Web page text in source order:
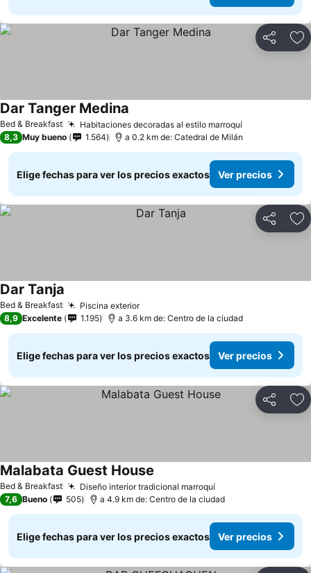
Compartir
Bed & Breakfast Habitaciones decoradas al estilo marroquí
Dar Tanger Medina
8,3 Muy bueno 1.564 a 0.2 km de: Catedral de Milán
Elige fechas para ver los precios exactos Ver precios
Compartir
Bed & Breakfast Piscina exterior
Dar Tanja
8,9 Excelente 1.195 a 3.6 km de: Centro de la ciudad
Elige fechas para ver los precios exactos Ver precios
Compartir
Bed & Breakfast Diseño interior tradicional marroquí
Malabata Guest House
7,6 Bueno 505 a 4.9 km de: Centro de la ciudad
Elige fechas para ver los precios exactos Ver precios